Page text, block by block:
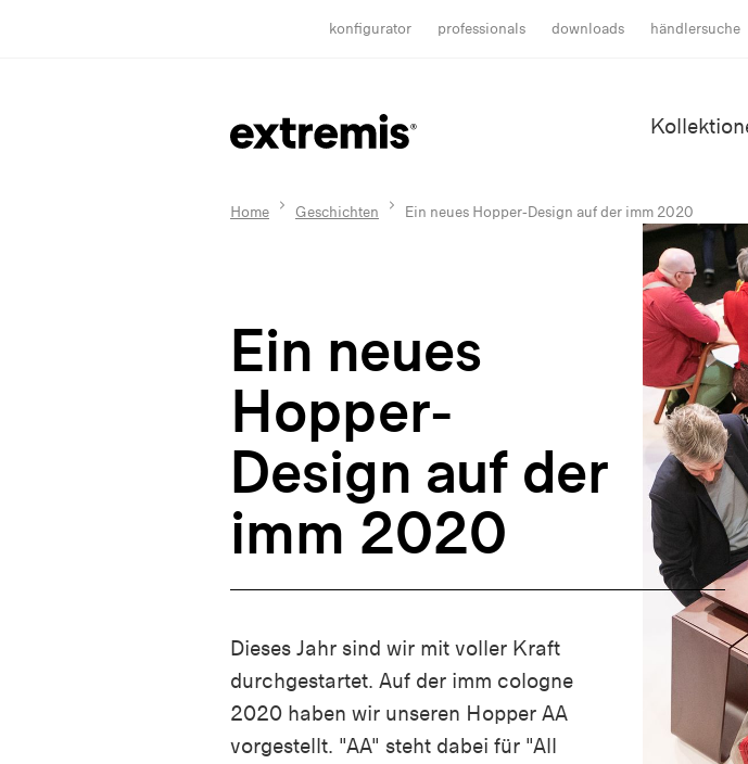
konfigurator professionals downloads händlersuche
Home Geschichten Ein neues Hopper-Design auf der imm 2020
Ein neues
Hopper-
Design auf der
imm 2020
Dieses Jahr sind wir mit voller Kraft
durchgestartet. Auf der imm cologne
2020 haben wir unseren Hopper AA
vorgestellt. "AA" steht dabei für "All